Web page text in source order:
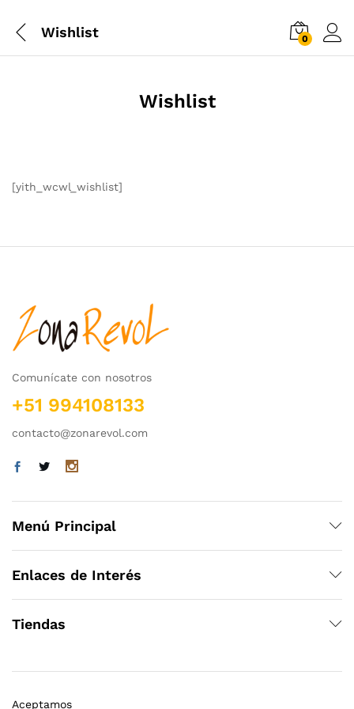
Wishlist 0
Wishlist
[yith_wcwl_wishlist]
Comunícate con nosotros
+51 994108133
contacto@zonarevol.com
Menú Principal
Enlaces de Interés
Tiendas
Aceptamos